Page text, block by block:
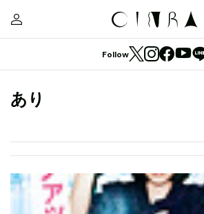
Follow
あり